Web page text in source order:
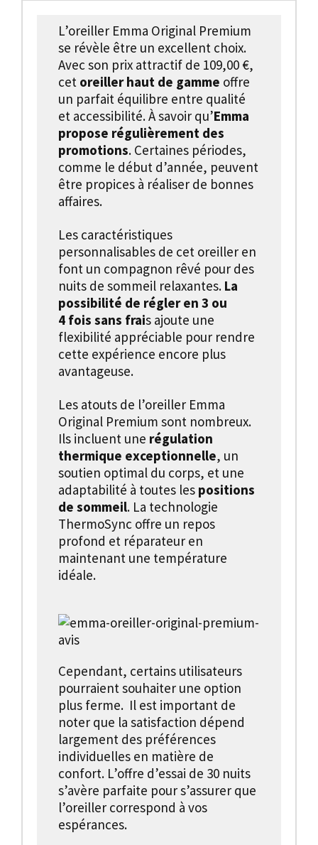
L’oreiller Emma Original Premium
se révèle être un excellent choix.
Avec son prix attractif de 109,00 €,
cet oreiller haut de gamme offre
un parfait équilibre entre qualité
et accessibilité. À savoir qu’Emma
propose régulièrement des
promotions. Certaines périodes,
comme le début d’année, peuvent
être propices à réaliser de bonnes
affaires.
Les caractéristiques
personnalisables de cet oreiller en
font un compagnon rêvé pour des
nuits de sommeil relaxantes. La
possibilité de régler en 3 ou
4 fois sans frais ajoute une
flexibilité appréciable pour rendre
cette expérience encore plus
avantageuse.
Les atouts de l’oreiller Emma
Original Premium sont nombreux.
Ils incluent une régulation
thermique exceptionnelle, un
soutien optimal du corps, et une
adaptabilité à toutes les positions
de sommeil. La technologie
ThermoSync offre un repos
profond et réparateur en
maintenant une température
idéale.
Cependant, certains utilisateurs
pourraient souhaiter une option
plus ferme. Il est important de
noter que la satisfaction dépend
largement des préférences
individuelles en matière de
confort. L’offre d’essai de 30 nuits
s’avère parfaite pour s’assurer que
l’oreiller correspond à vos
espérances.